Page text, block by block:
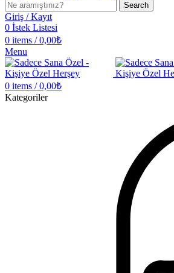
Search
Giriş / Kayıt
0 İstek Listesi
0 items / 0,00₺
Menu
0 items / 0,00₺
Kategoriler